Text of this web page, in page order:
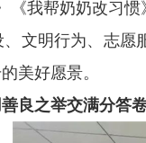
《我帮奶奶改习
文明行为、志
美好愿景。
良之举交满分答